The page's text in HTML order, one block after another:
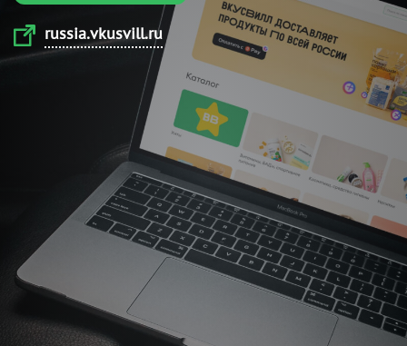
russia.vkusvill.ru